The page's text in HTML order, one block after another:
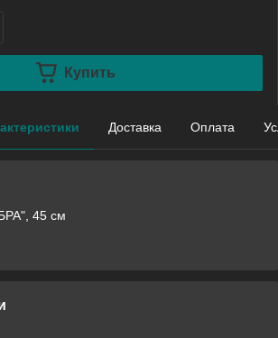
Купить
Доставка Оплата
45 см